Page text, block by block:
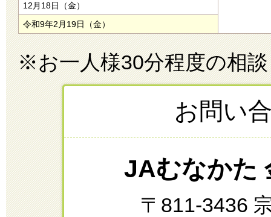
12月18日（金）
令和9年2月19日（金）
※お一人様30分程度の相
お問い
JAむなかた
〒811-3436